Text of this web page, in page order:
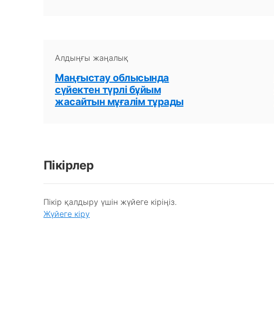
Алдыңғы жаңалық
Маңғыстау облысында
сүйектен түрлі бұйым
жасайтын мұғалім тұрады
Пікірлер
Пікір қалдыру үшін жүйеге кіріңіз.
Жүйеге кіру